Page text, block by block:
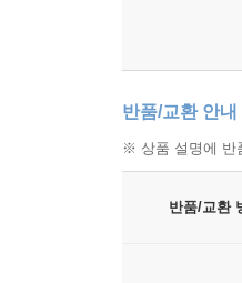
반품/교환 안내
※ 상품 설명에 반
반품/교환